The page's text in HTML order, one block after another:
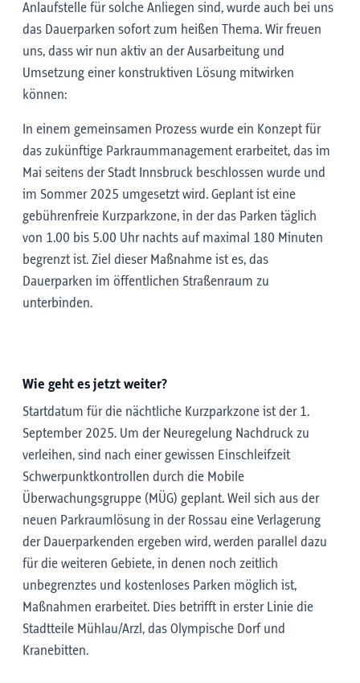
Anlaufstelle für solche Anliegen sind, wurde auch bei uns
das Dauerparken sofort zum heißen Thema. Wir freuen
uns, dass wir nun aktiv an der Ausarbeitung und
Umsetzung einer konstruktiven Lösung mitwirken
können:
In einem gemeinsamen Prozess wurde ein Konzept für
das zukünftige Parkraummanagement erarbeitet, das im
Mai seitens der Stadt Innsbruck beschlossen wurde und
im Sommer 2025 umgesetzt wird. Geplant ist eine
gebührenfreie Kurzparkzone, in der das Parken täglich
von 1.00 bis 5.00 Uhr nachts auf maximal 180 Minuten
begrenzt ist. Ziel dieser Maßnahme ist es, das
Dauerparken im öffentlichen Straßenraum zu
unterbinden.
Wie geht es jetzt weiter?
Startdatum für die nächtliche Kurzparkzone ist der 1.
September 2025. Um der Neuregelung Nachdruck zu
verleihen, sind nach einer gewissen Einschleifzeit
Schwerpunktkontrollen durch die Mobile
Überwachungsgruppe (MÜG) geplant. Weil sich aus der
neuen Parkraumlösung in der Rossau eine Verlagerung
der Dauerparkenden ergeben wird, werden parallel dazu
für die weiteren Gebiete, in denen noch zeitlich
unbegrenztes und kostenloses Parken möglich ist,
Maßnahmen erarbeitet. Dies betrifft in erster Linie die
Stadtteile Mühlau/Arzl, das Olympische Dorf und
Kranebitten.